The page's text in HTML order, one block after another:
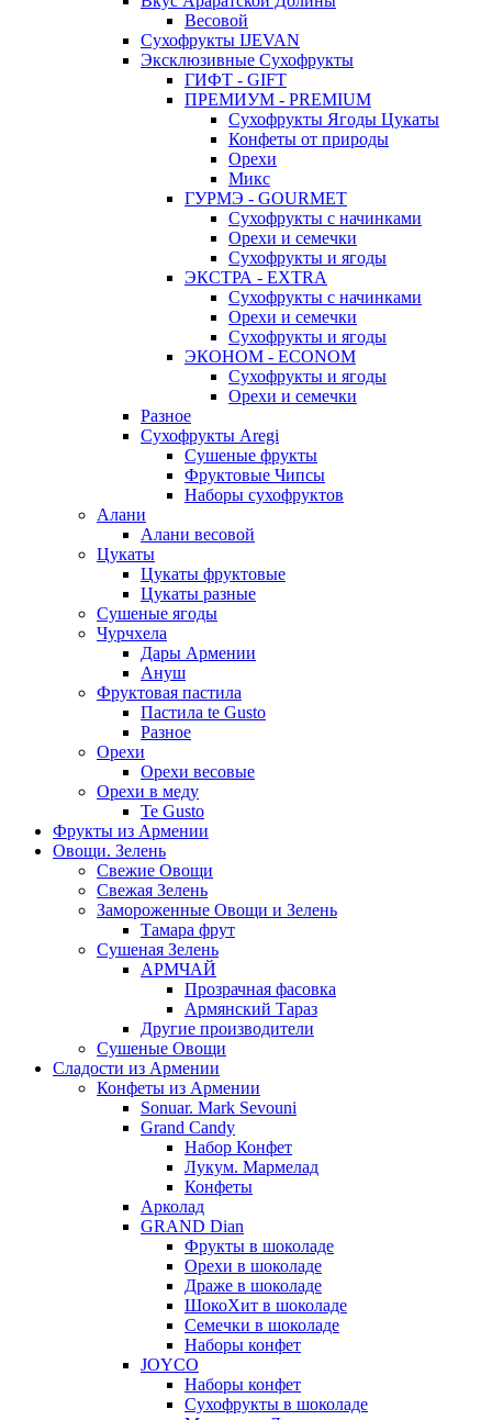
Весовой
Сухофрукты IJEVAN
Эксклюзивные Сухофрукты
ГИФТ - GIFT
ПРЕМИУМ - PREMIUM
Сухофрукты Ягоды Цукаты
Конфеты от природы
Орехи
Микс
ГУРМЭ - GOURMET
Сухофрукты с начинками
Орехи и семечки
Сухофрукты и ягоды
ЭКСТРА - EXTRA
Сухофрукты с начинками
Орехи и семечки
Сухофрукты и ягоды
ЭКОНОМ - ECONOM
Сухофрукты и ягоды
Орехи и семечки
Разное
Сухофрукты Aregi
Сушеные фрукты
Фруктовые Чипсы
Наборы сухофруктов
Алани
Алани весовой
Цукаты
Цукаты фруктовые
Цукаты разные
Сушеные ягоды
Чурчхела
Дары Армении
Ануш
Фруктовая пастила
Пастила te Gusto
Разное
Орехи
Орехи весовые
Орехи в меду
Te Gusto
Фрукты из Армении
Овощи. Зелень
Свежие Овощи
Свежая Зелень
Замороженные Овощи и Зелень
Тамара фрут
Сушеная Зелень
АРМЧАЙ
Прозрачная фасовка
Армянский Тараз
Другие производители
Сушеные Овощи
Сладости из Армении
Конфеты из Армении
Sonuar. Mark Sevouni
Grand Candy
Набор Конфет
Лукум. Мармелад
Конфеты
Арколад
GRAND Dian
Фрукты в шоколаде
Орехи в шоколаде
Драже в шоколаде
ШокоХит в шоколаде
Семечки в шоколаде
Наборы конфет
JOYCO
Наборы конфет
Сухофрукты в шоколаде